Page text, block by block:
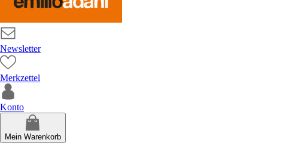
Newsletter
Merkzettel
Konto
Mein Warenkorb